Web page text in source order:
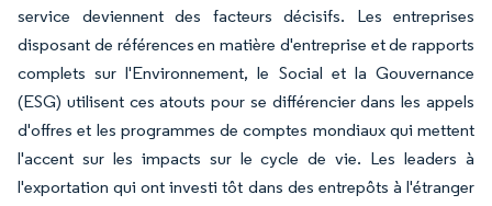
service deviennent des facteurs décisifs. Les entreprises
disposant de références en matière d'entreprise et de rapports
complets sur l'Environnement, le Social et la Gouvernance
(ESG) utilisent ces atouts pour se différencier dans les appels
d'offres et les programmes de comptes mondiaux qui mettent
l'accent sur les impacts sur le cycle de vie. Les leaders à
l'exportation qui ont investi tôt dans des entrepôts à l'étranger